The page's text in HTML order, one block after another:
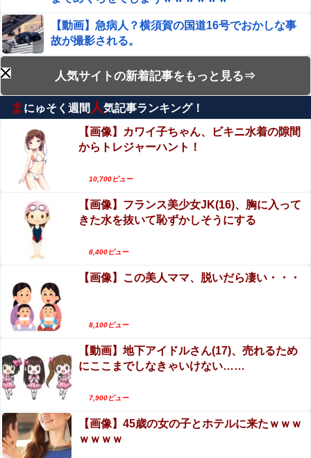
47歳を逮捕
シカホワ村上宗隆（81試合 .237 26 53 出塁率.370 長打
率.540 ops.910 119三振） ←率直な印象他
【動画】 ノーパン女さん、激写されてしまうｗｗｗwｗｗ
SNSで知り合ったJK10人とS●Xしてハメ撮り770本撮った
イケメン逮捕wwwwwwwwwwwwwww
【放送事故】フジテレビ、女子大生を大量投入して闇深エ
ロ番組ｗｗｗｗ
赤紙を貰った息子「うあぁ…やっぱり怖えぇ」母親「あん
たぁ…」←こういう時代があったという事実
アップルVSマイクロソフトならどっちが強いんや？
隣に住んでる義弟嫁が私に張り合いたがる。「海外どこ行
った？」と聞いては私が行ってないところへ行き「幼稚園
どこに入れる？習い事は？」と根掘り葉掘り
【画像】妹さん、ブラジャーだけでくつろいでしまうｗｗ
【画像】あだち充、タッチの上杉達也が浅倉南に告白
したシーンを完全再現wwwwwww
【朗報】AKBメンバーのグルメ＆温泉＆プールロケ番組ｷﾀ
━━━━━(ﾟ∀ﾟ)━━━━━━ !!!!!【AKB48工藤華純・迫
由芽実】
【動画】急病人？横須賀の国道16号でおかしな事
故が撮影される。
女子プロレスラーさん、地上波番組で胸元ぱっく
り・・・（※画像あり）
エロ漫画『のの香とこーちゃん～ち〇ち〇こわい
～』をrawやhitomiを使わずに無料で読む方法│月
の負け犬
【動画】世界一過酷なオフロードレースのコース
エロ漫画『黒髪女子をとにかく愛でたい』をraw
やhitomiを使わずに無料で読む方法│青色観測所
催！遂に明日10時まで！まだ間に合う注目作品は
【閲覧注意】やべぇレ●プ動画、発見される…（※
無修正注意）
【珍事】サッカーの試合が原因で交通事故が起き
人気サイトの新着記事をもっと見る⇒
ま にゅそく週間 人気記事ランキング！
【画像】カワイ子ちゃん、ビキニ水着の隙間
からトレジャーハント！
10,700ビュー
【画像】フランス美少女JK(16)、胸に入って
きた水を抜いて恥ずかしそうにする
8,400ビュー
【画像】この美人ママ、脱いだら凄い・・・
8,100ビュー
【動画】地下アイドルさん(17)、売れるため
にここまでしなきゃいけない……
7,900ビュー
【画像】45歳の女の子とホテルに来たｗｗｗ
ｗｗｗｗ